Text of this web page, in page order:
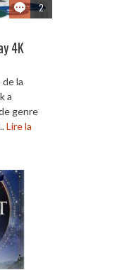
2
4K
la
a
genre
Lire la